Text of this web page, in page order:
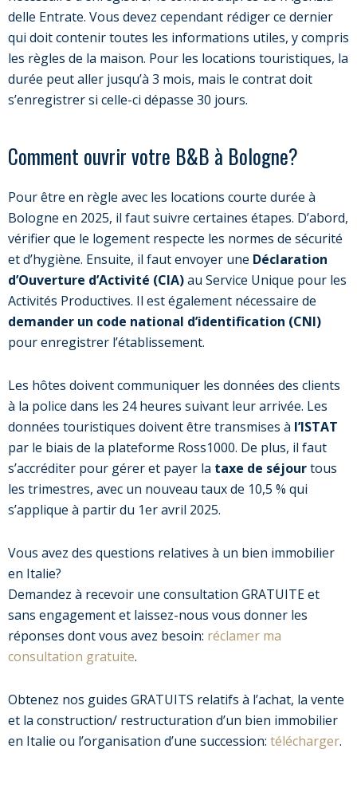
delle Entrate. Vous devez cependant rédiger ce dernier
qui doit contenir toutes les informations utiles, y compris
les règles de la maison. Pour les locations touristiques, la
durée peut aller jusqu’à 3 mois, mais le contrat doit
s’enregistrer si celle-ci dépasse 30 jours.
Comment ouvrir votre B&B à Bologne?
Pour être en règle avec les locations courte durée à
Bologne en 2025, il faut suivre certaines étapes. D’abord,
vérifier que le logement respecte les normes de sécurité
et d’hygiène. Ensuite, il faut envoyer une Déclaration
d’Ouverture d’Activité (CIA)au Service Unique pour les
Activités Productives. Il est également nécessaire de
demander un code national d’identification (CNI)
pour enregistrer l’établissement.
Les hôtes doivent communiquer les données des clients
à la police dans les 24 heures suivant leur arrivée. Les
données touristiques doivent être transmises à l’ISTAT
par le biais de la plateforme Ross1000. De plus, il faut
s’accréditer pour gérer et payer la taxe de séjourtous
les trimestres, avec un nouveau taux de 10,5 % qui
s’applique à partir du 1er avril 2025.
Vous avez des questions relatives à un bien immobilier
en Italie?
Demandez à recevoir une consultation GRATUITE et
sans engagement et laissez-nous vous donner les
réponses dont vous avez besoin: réclamer ma
consultation gratuite.
Obtenez nos guides GRATUITS relatifs à l’achat, la vente
et la construction/ restructuration d’un bien immobilier
en Italie ou l’organisation d’une succession: télécharger.